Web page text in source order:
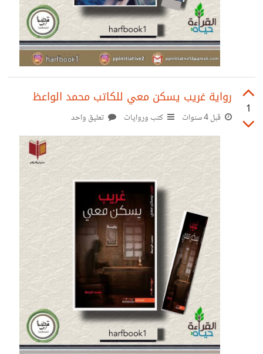
1
رواية غريب يسكن معي للكاتب محمد الواعظ
قبل 4 سنوات كتب وروايات تعليق واحد